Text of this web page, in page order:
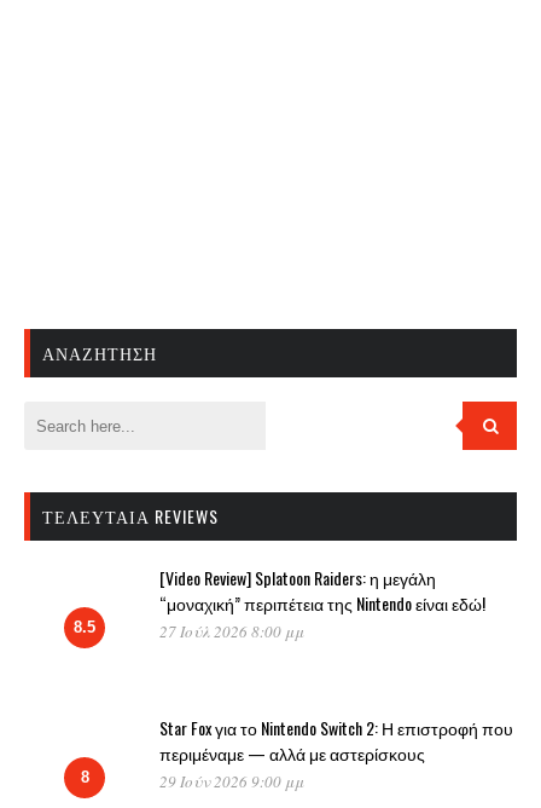
ΑΝΑΖΉΤΗΣΗ
ΤΕΛΕΥΤΑΊΑ REVIEWS
8.5
[Video Review] Splatoon Raiders: η μεγάλη
“μοναχική” περιπέτεια της Nintendo είναι εδώ!
27 Ιούλ 2026 8:00 μμ
8
Star Fox για το Nintendo Switch 2: Η επιστροφή που
περιμέναμε — αλλά με αστερίσκους
29 Ιούν 2026 9:00 μμ